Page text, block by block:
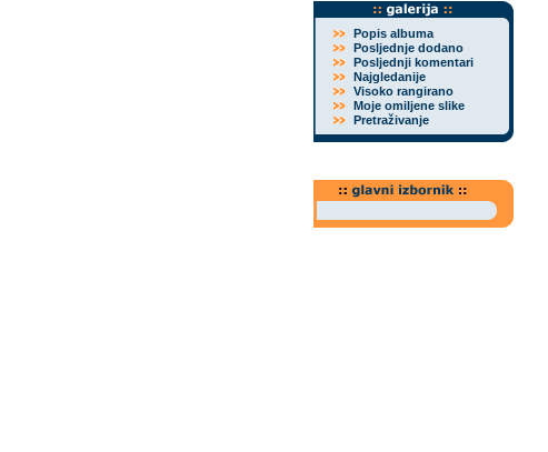
Popis albuma
Posljednje dodano
Posljednji komentari
Najgledanije
Visoko rangirano
Moje omiljene slike
Pretraživanje